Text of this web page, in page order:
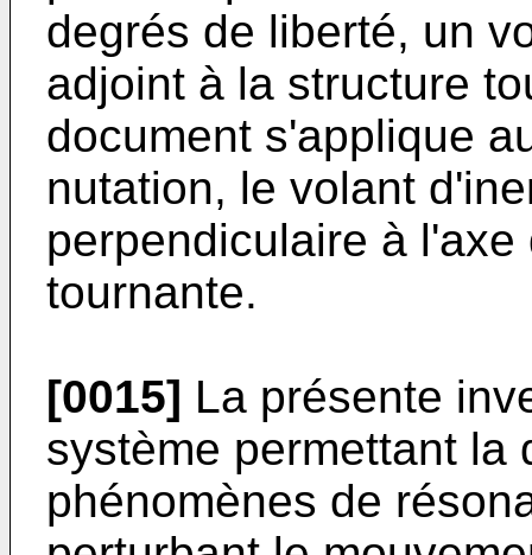
degrés de liberté, un
adjoint à la structure
document s'applique
nutation, le volant
perpendiculaire à
tournante.
[0015] La présente
système permettant la
phénomènes de